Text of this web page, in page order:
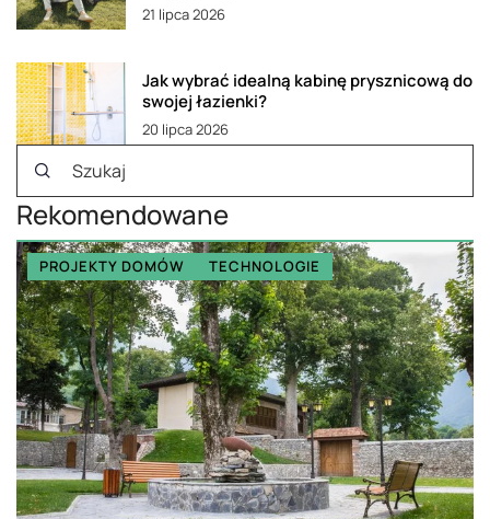
21 lipca 2026
Jak wybrać idealną kabinę prysznicową do
swojej łazienki?
20 lipca 2026
Rekomendowane
PROJEKTY DOMÓW TECHNOLOGIE